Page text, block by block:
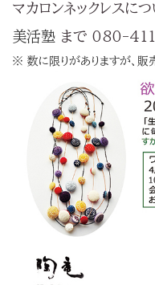
マカロンネックレスに
美活塾 まで 080-
※ 数に限りがありますが、販